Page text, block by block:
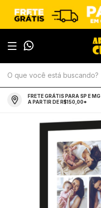
FRETE GRÁTIS PARA SP E MG
A PARTIR DE R$150,00*